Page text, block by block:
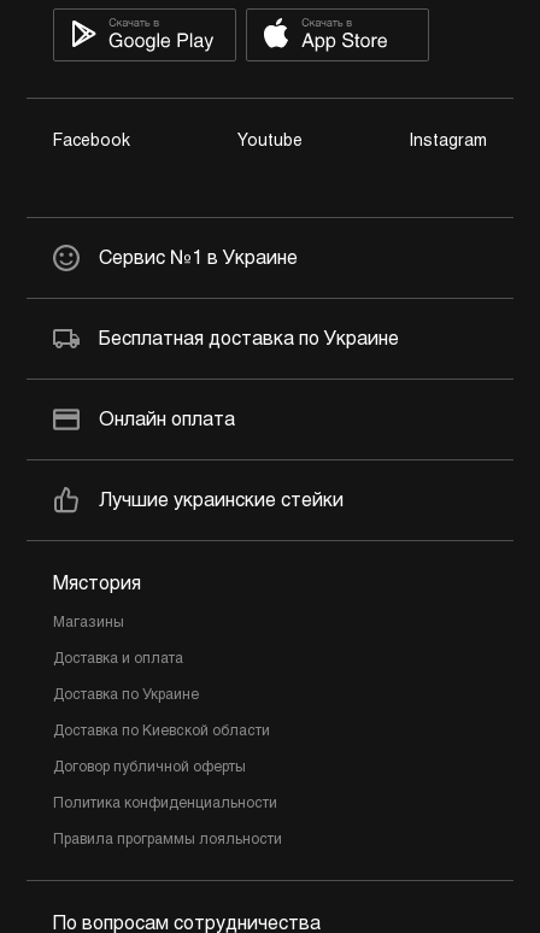
Facebook Youtube Instagram
Сервис №1 в Украине
Бесплатная доставка по Украине
Онлайн оплата
Лучшие украинские стейки
Мястория
Магазины
Доставка и оплата
Доставка по Украине
Доставка по Киевской области
Договор публичной оферты
Политика конфиденциальности
Правила программы лояльности
По вопросам сотрудничества